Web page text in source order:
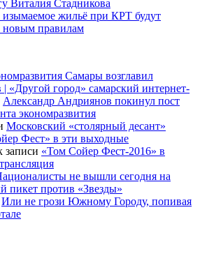
Виталия Стадникова
жильё при КРТ будут
новым правилам
Самары возглавил
| «Другой город» самарский интернет-
Александр Андриянов покинул пост
экономразвития
Московский «столярный десант»
Фест» в эти выходные
записи «Том Сойер Фест-2016» в
не вышли сегодня на
пикет против «Звезды»
Или не грози Южному Городу, попивая